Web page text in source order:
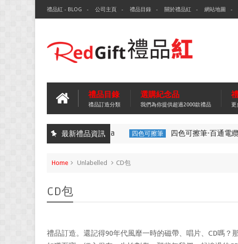
禮品紅 - BLOG 公司主頁 禮品目錄 關於禮品紅 網站地圖
禮品目錄
禮品訂造分類
選購紀念品
我們為你提供超過2000款禮品 更
最新禮品資訊 四色可擦筆 四色可擦筆-百通電纜
Home Unlabelled CD包
CD包
禮品訂造。還記得90年代風靡一時的磁帶、唱片、CD嗎？